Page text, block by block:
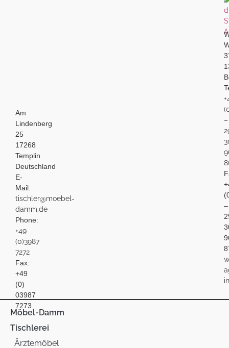
Am
Lindenberg
25
17268
Templin
Deutschland
E-
Mail:
tischler@moebel-
damm.de
Phone:
+49
(0)3987
7272
Fax:
+49
(0)
03987
7273
–
–
Möbel-Damm
Tischlerei
Ärztemöbel